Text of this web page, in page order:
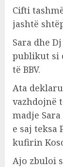
Cifti
jashtë
Sara dhe
publikut si
të BBV.
Ata
vazhdojnë
madje
e saj teksa
kufirin
Ajo zbuloi